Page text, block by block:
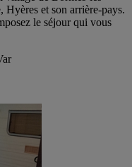
et son arrière-pays.
le séjour qui vous